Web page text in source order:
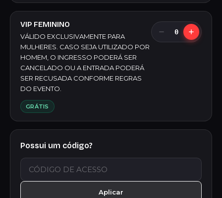
VIP FEMININO
VÁLIDO EXCLUSIVAMENTE PARA
MULHERES. CASO SEJA UTILIZADO POR
HOMEM, O INGRESSO PODERÁ SER
CANCELADO OU A ENTRADA PODERÁ
SER RECUSADA CONFORME REGRAS
DO EVENTO.
GRÁTIS
0
Possui um código?
Aplicar